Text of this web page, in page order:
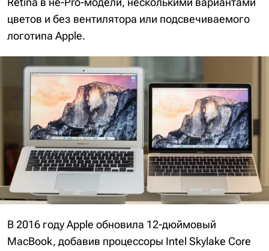
цветов и без вентилятора или подсвечиваемого
логотипа Apple.
В 2016 году Apple обновила 12-дюймовый
MacBook, добавив процессоры Intel Skylake Core